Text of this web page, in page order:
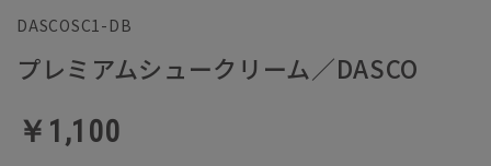
DASCOSC1-DB
プレミアムシュークリーム／DASCO
￥1,100